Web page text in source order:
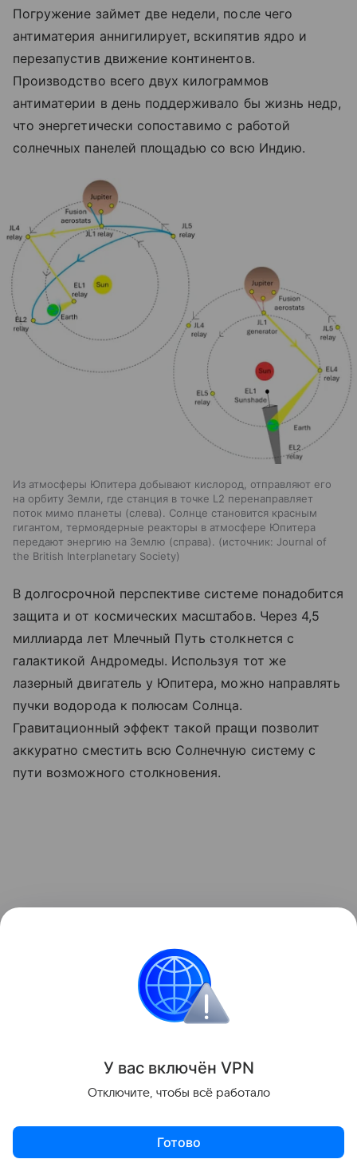
Погружение займет две недели, после чего
антиматерия аннигилирует, вскипятив ядро и
перезапустив движение континентов.
Производство всего двух килограммов
антиматерии в день поддерживало бы жизнь недр,
что энергетически сопоставимо с работой
солнечных панелей площадью со всю Индию.
Из атмосферы Юпитера добывают кислород, отправляют его
на орбиту Земли, где станция в точке L2 перенаправляет
поток мимо планеты (слева). Солнце становится красным
гигантом, термоядерные реакторы в атмосфере Юпитера
передают энергию на Землю (справа).
источник: Journal of
the British Interplanetary Society
В долгосрочной перспективе системе понадобится
защита и от космических масштабов. Через 4,5
миллиарда лет Млечный Путь столкнется с
галактикой Андромеды. Используя тот же
лазерный двигатель у Юпитера, можно направлять
пучки водорода к полюсам Солнца.
Гравитационный эффект такой пращи позволит
аккуратно сместить всю Солнечную систему с
пути возможного столкновения.
Солнечной системе и строить эти защитные
сооружения, если она может просто улететь?
У вас включён VPN
Отключите, чтобы всё работало
Готово